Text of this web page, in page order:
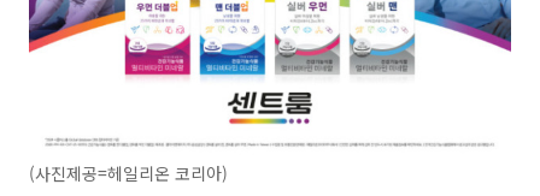
(사진제공=헤일리온 코리아)